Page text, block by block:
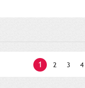
1 2 3 4